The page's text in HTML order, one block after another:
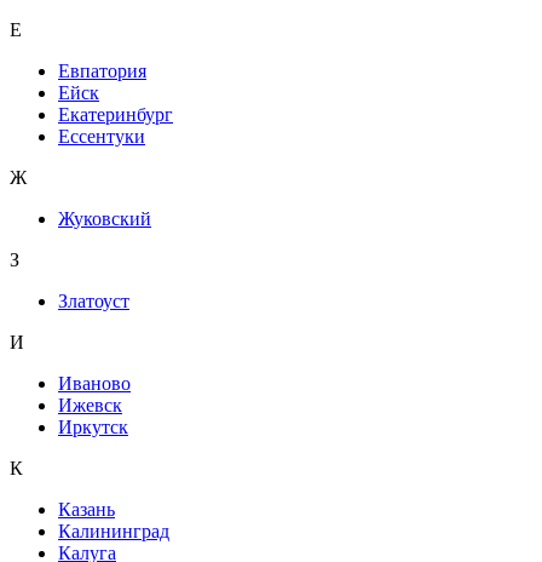
Е
Евпатория
Ейск
Екатеринбург
Ессентуки
Ж
Жуковский
З
Златоуст
И
Иваново
Ижевск
Иркутск
К
Казань
Калининград
Калуга